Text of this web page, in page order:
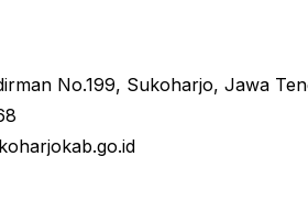
No.199, Sukoharjo, Jawa